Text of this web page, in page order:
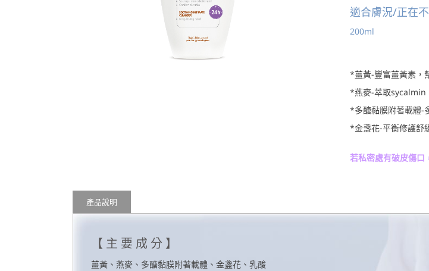
適合膚況/正在
200ml
*薑黃-豐富薑黃素，
*燕麥-萃取sycalmin
*多醣黏膜附著載體-
*金盞花-平衡修護舒
若私密處有破皮傷口
產品說明
【主要成分】
薑黃、燕麥、多醣黏膜附著載體、金盞花、乳酸